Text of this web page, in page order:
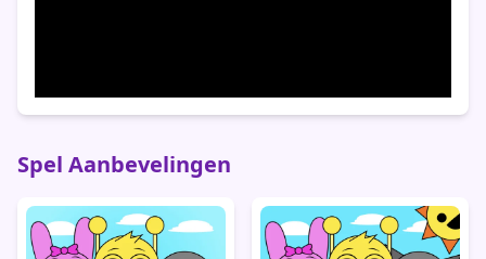
Spel Aanbevelingen